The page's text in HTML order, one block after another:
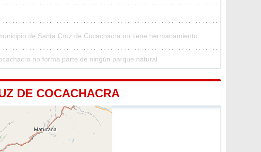
de Santa Cruz de Cocachacra no tiene hermanamiento
no forma parte de ningún parque natural
DE COCACHACRA